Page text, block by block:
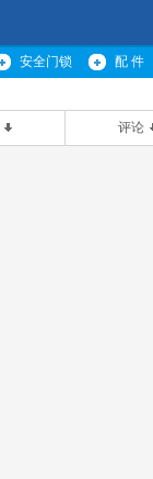
安全门锁 配 件
评论